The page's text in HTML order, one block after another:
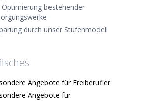
bestehender
durch unser Stufenmodell
Angebote für Freiberufler
Angebote für